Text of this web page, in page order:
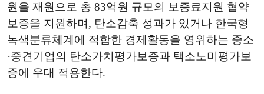
원을 재원으로 총 83억원 규모의 보증료지원 협약
보증을 지원하며, 탄소감축 성과가 있거나 한국형
녹색분류체계에 적합한 경제활동을 영위하는 중소
·중견기업의 탄소가치평가보증과 택소노미평가보
증에 우대 적용한다.